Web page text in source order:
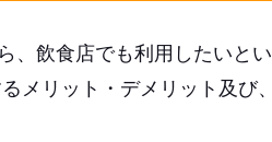
、飲食店でも利用したいとい
メリット・デメリット及び、